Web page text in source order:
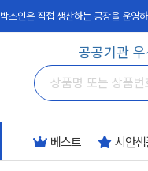
박스인은 직접 생산하는 공장을 운영
공공기관
베스트 시안